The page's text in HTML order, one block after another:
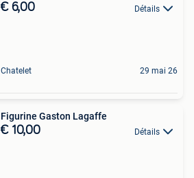
€ 6,00 Détails
Chatelet 29 mai 26
Figurine Gaston Lagaffe
€ 10,00 Détails